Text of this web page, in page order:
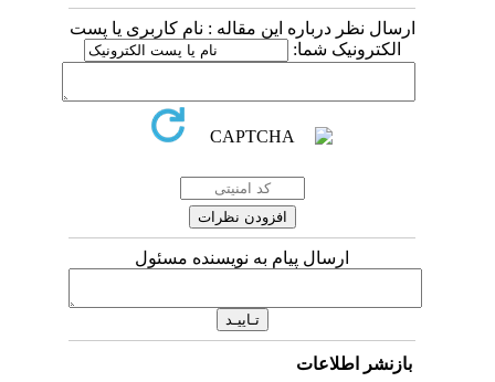
ارسال نظر درباره این مقاله : نام کاربری یا پست
الکترونیک شما:
ارسال پیام به نویسنده مسئول
بازنشر اطلاعات